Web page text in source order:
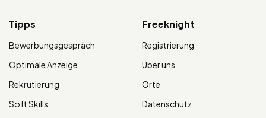
Tipps
Bewerbungsgespräch
Optimale Anzeige
Rekrutierung
Soft Skills
Freeknight
Registrierung
Über uns
Orte
Datenschutz